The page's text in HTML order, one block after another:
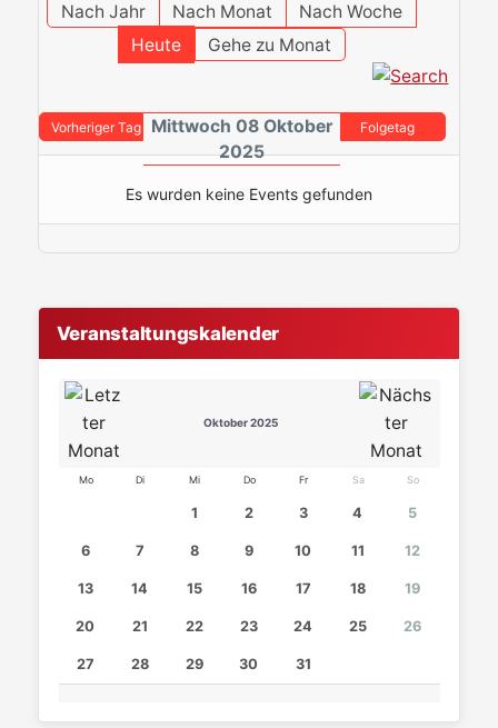
Nach Jahr Nach Monat
Nach Woche
Heute
Gehe zu Monat
Vorheriger Tag
Mittwoch 08 Oktober
2025
Folgetag
Es wurden keine Events gefunden
Veranstaltungskalender
Oktober 2025
Mo Di Mi Do Fr Sa So
1 2 3 4 5
6 7 8 9 10 11 12
13 14 15 16 17 18 19
20 21 22 23 24 25 26
27 28 29 30 31